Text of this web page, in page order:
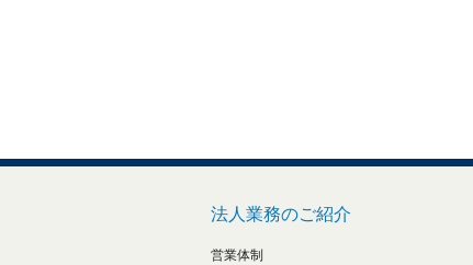
法人業務のご紹介
営業体制